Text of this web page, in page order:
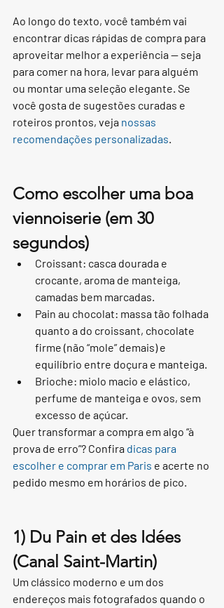
Ao longo do texto, você também vai
encontrar dicas rápidas de compra para
aproveitar melhor a experiência — seja
para comer na hora, levar para alguém
ou montar uma seleção elegante. Se
você gosta de sugestões curadas e
roteiros prontos, veja nossas
recomendações personalizadas.
Como escolher uma boa
viennoiserie (em 30
segundos)
Croissant: casca dourada e
crocante, aroma de manteiga,
camadas bem marcadas.
Pain au chocolat: massa tão folhada
quanto a do croissant, chocolate
firme (não “mole” demais) e
equilíbrio entre doçura e manteiga.
Brioche: miolo macio e elástico,
perfume de manteiga e ovos, sem
excesso de açúcar.
Quer transformar a compra em algo “à
prova de erro”? Confira dicas para
escolher e comprar em Paris e acerte no
pedido mesmo em horários de pico.
1) Du Pain et des Idées
(Canal Saint-Martin)
Um clássico moderno e um dos
endereços mais fotografados quando o